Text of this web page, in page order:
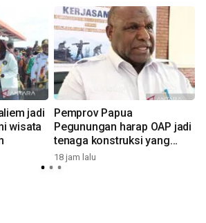
jadi
wisata
Pemprov Papua
Pegunungan harap OAP jadi
tenaga konstruksi yang
andal
18 jam lalu